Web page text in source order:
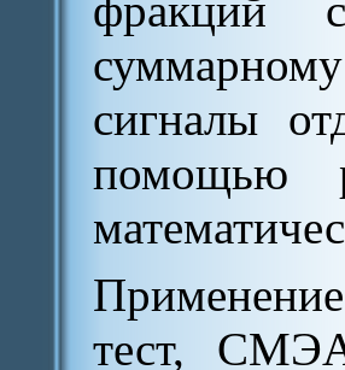
сигналы
помощью
тест,